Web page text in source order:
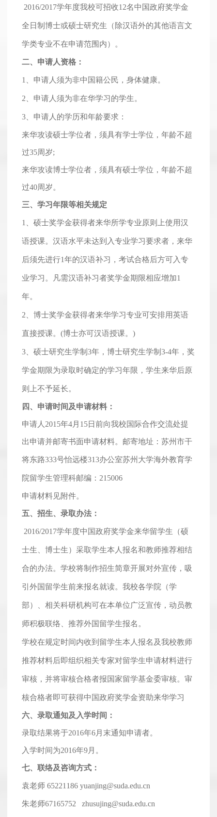
2016/2017学年度我校可招收12名中国政府奖学金
全日制博士或硕士研究生（除汉语外的其他语言文
学类专业不在申请范围内）。
二、申请人资格：
1、申请人须为非中国籍公民，身体健康。
2、申请人须为非在华学习的学生。
3、申请人的学历和年龄要求：
来华攻读硕士学位者，须具有学士学位，年龄不超
过35周岁;
来华攻读博士学位者，须具有硕士学位，年龄不超
过40周岁。
三、学习年限等相关规定
1、硕士奖学金获得者来华所学专业原则上使用汉
语授课。汉语水平未达到入专业学习要求者，来华
后须先进行1年的汉语补习，考试合格后方可入专
业学习。凡需汉语补习者奖学金期限相应增加1
年。
2、博士奖学金获得者来华学习专业可安排用英语
直接授课。(博士亦可汉语授课。)
3、硕士研究生学制3年，博士研究生学制3-4年，奖
学金期限为录取时确定的学习年限，学生来华后原
则上不予延长。
四、申请时间及申请材料：
申请人2015年4月15日前向我校国际合作交流处提
出申请并邮寄书面申请材料。邮寄地址：苏州市干
将东路333号怡远楼313办公室苏州大学海外教育学
院留学生管理科邮编：215006
申请材料见附件。
五、招生、录取办法：
2016/2017学年度中国政府奖学金来华留学生（硕
士生、博士生）采取学生本人报名和教师推荐相结
合的办法。学校将制作招生简章开展对外宣传，吸
引外国留学生前来报名就读。我校各学院（学
部）、相关科研机构可在本单位广泛宣传，动员教
师积极联络、推荐外国留学生报名。
学校在规定时间内收到留学生本人报名及我校教师
推荐材料后即组织相关专家对留学生申请材料进行
审核，并将审核合格者报国家留学基金委审核。审
核合格者即可获得中国政府奖学金资助来华学习
六、录取通知及入学时间：
录取结果将于2016年6月末通知申请者。
入学时间为2016年9月。
七、联络及咨询方式：
袁老师 65221186 yuanjing@suda.edu.cn
朱老师67165752 zhusujing@suda.edu.cn